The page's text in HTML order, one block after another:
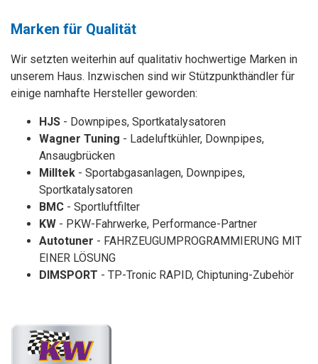
Marken für Qualität
Wir setzten weiterhin auf qualitativ hochwertige Marken in
unserem Haus. Inzwischen sind wir Stützpunkthändler für
einige namhafte Hersteller geworden:
HJS - Downpipes, Sportkatalysatoren
Wagner Tuning - Ladeluftkühler, Downpipes,
Ansaugbrücken
Milltek - Sportabgasanlagen, Downpipes,
Sportkatalysatoren
BMC - Sportluftfilter
KW - PKW-Fahrwerke, Performance-Partner
Autotuner - FAHRZEUGUMPROGRAMMIERUNG MIT
EINER LÖSUNG
DIMSPORT - TP-Tronic RAPID, Chiptuning-Zubehör